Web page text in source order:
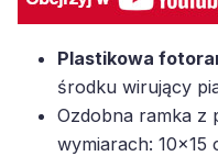
Plastikowa
środku wirujący
Ozdobna ramka z
wymiarach: 10x15